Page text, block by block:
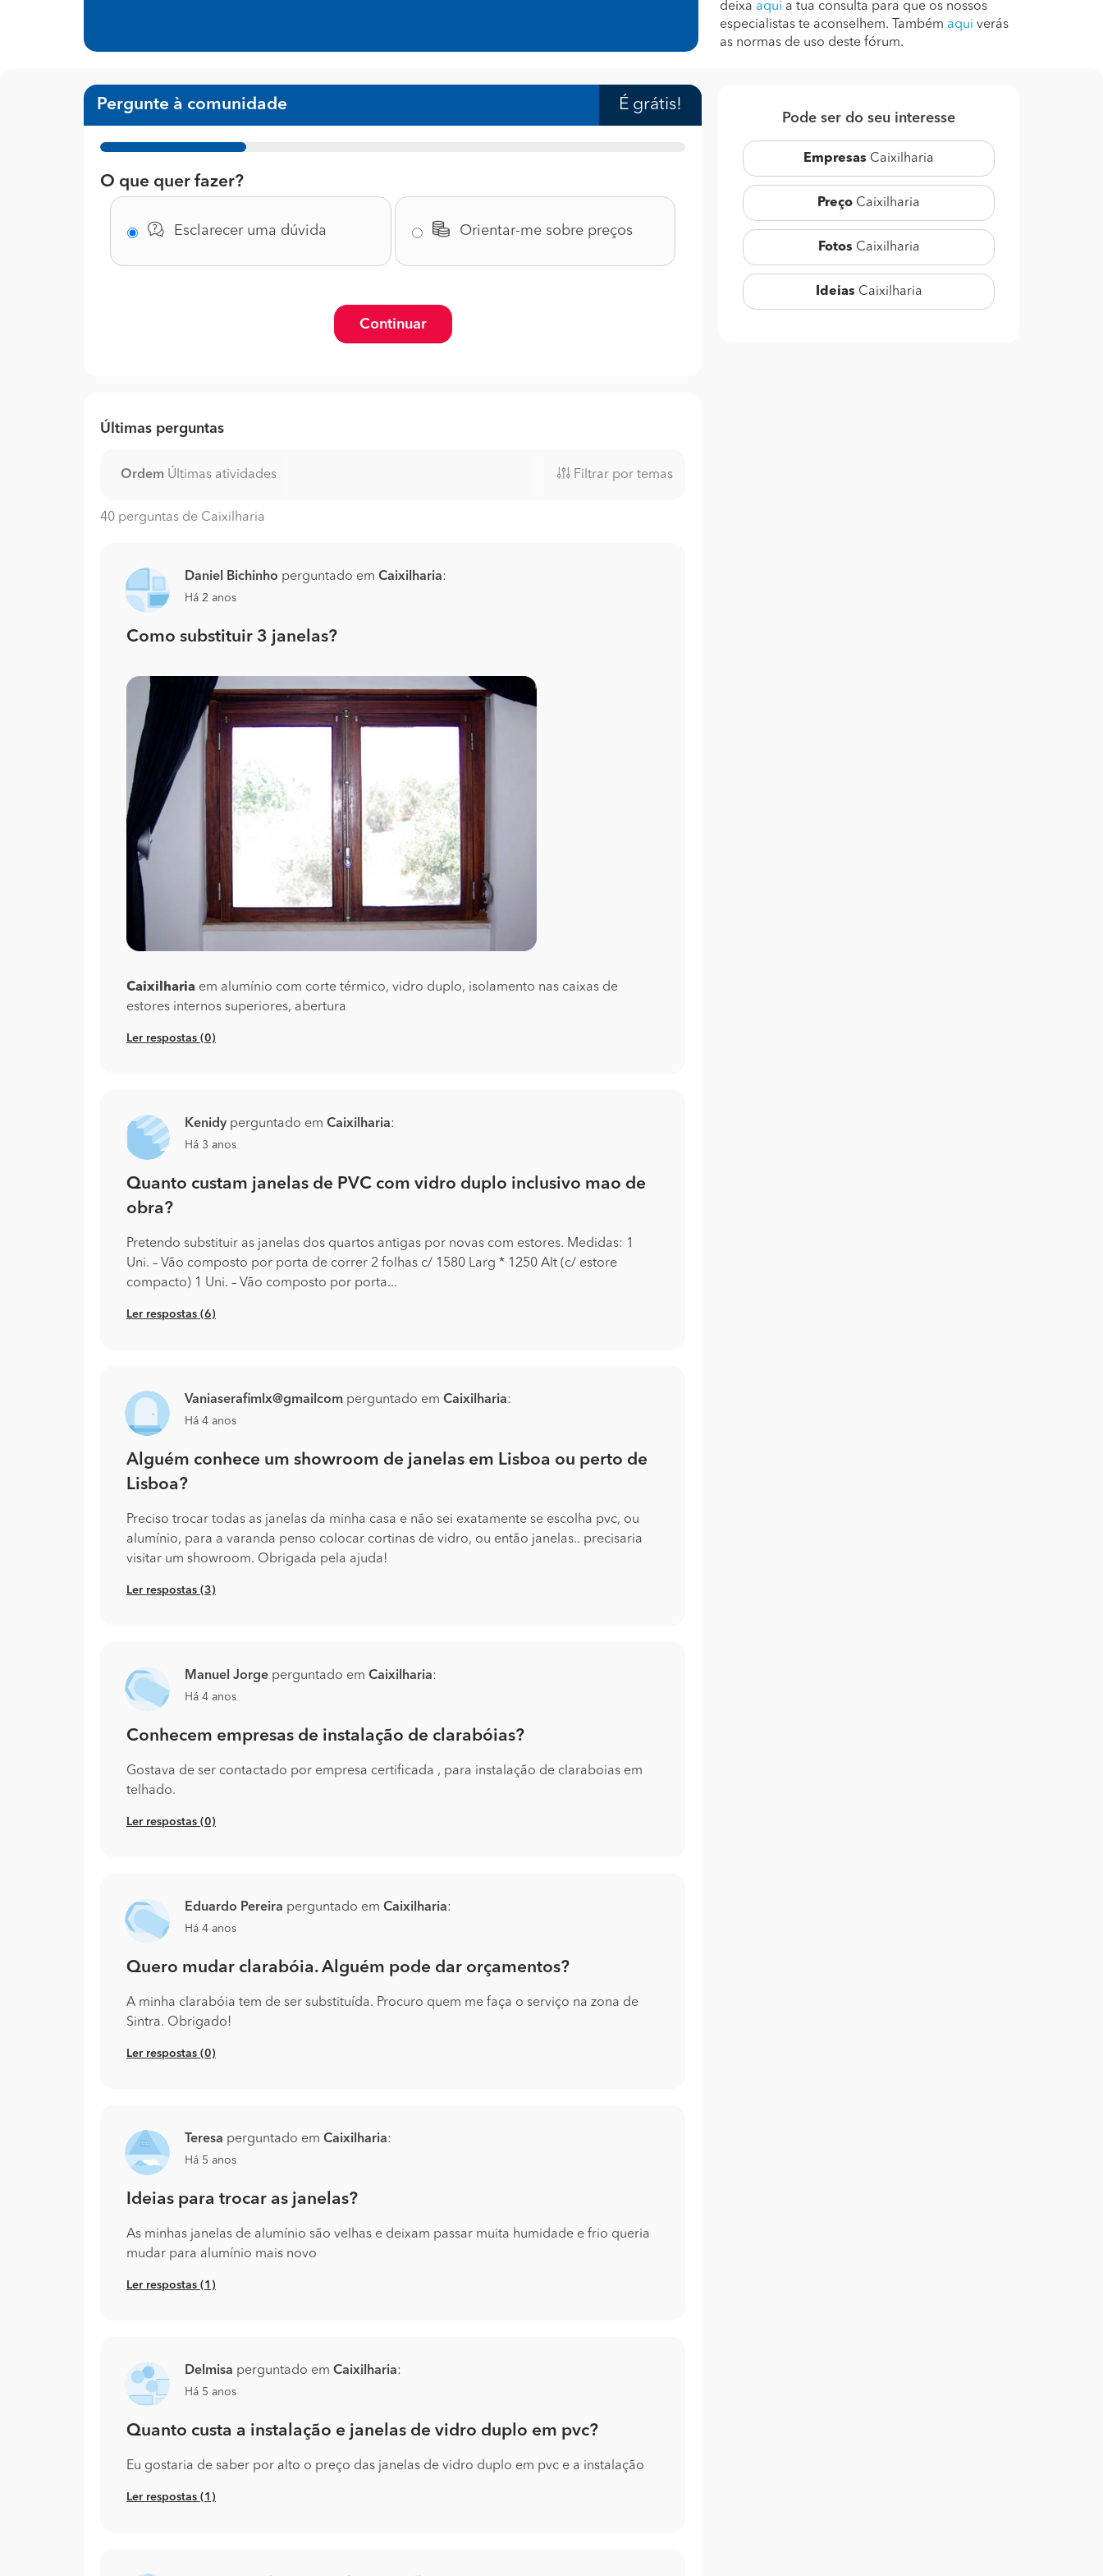
deixa aqui a tua consulta para que os nossos
especialistas te aconselhem. Também aqui verás
as normas de uso deste fórum.
Pergunte à comunidade É grátis!
1%
O que quer fazer?
Esclarecer uma dúvida Orientar-me sobre preços
Continuar
Últimas perguntas
Ordem Últimas atividades Filtrar por temas
40 perguntas de Caixilharia
Daniel Bichinho perguntado em Caixilharia:
Há 2 anos
Como substituir 3 janelas?
Caixilharia em alumínio com corte térmico, vidro duplo, isolamento nas caixas de
estores internos superiores, abertura
Ler respostas (0)
Kenidy perguntado em Caixilharia:
Há 3 anos
Quanto custam janelas de PVC com vidro duplo inclusivo mao de
obra?
Pretendo substituir as janelas dos quartos antigas por novas com estores. Medidas: 1
Uni. – Vão composto por porta de correr 2 folhas c/ 1580 Larg * 1250 Alt (c/ estore
compacto) 1 Uni. – Vão composto por porta...
Ler respostas (6)
Vaniaserafimlx@gmailcom perguntado em Caixilharia:
Há 4 anos
Alguém conhece um showroom de janelas em Lisboa ou perto de
Lisboa?
Preciso trocar todas as janelas da minha casa e não sei exatamente se escolha pvc, ou
alumínio, para a varanda penso colocar cortinas de vidro, ou então janelas.. precisaria
visitar um showroom. Obrigada pela ajuda!
Ler respostas (3)
Manuel Jorge perguntado em Caixilharia:
Há 4 anos
Conhecem empresas de instalação de clarabóias?
Gostava de ser contactado por empresa certificada , para instalação de claraboias em
telhado.
Ler respostas (0)
Eduardo Pereira perguntado em Caixilharia:
Há 4 anos
Quero mudar clarabóia. Alguém pode dar orçamentos?
A minha clarabóia tem de ser substituída. Procuro quem me faça o serviço na zona de
Sintra. Obrigado!
Ler respostas (0)
Teresa perguntado em Caixilharia:
Há 5 anos
Ideias para trocar as janelas?
As minhas janelas de alumínio são velhas e deixam passar muita humidade e frio queria
mudar para alumínio mais novo
Ler respostas (1)
Delmisa perguntado em Caixilharia:
Há 5 anos
Quanto custa a instalação e janelas de vidro duplo em pvc?
Eu gostaria de saber por alto o preço das janelas de vidro duplo em pvc e a instalação
Ler respostas (1)
Pode ser do seu interesse
Empresas Caixilharia
Preço Caixilharia
Fotos Caixilharia
Ideias Caixilharia